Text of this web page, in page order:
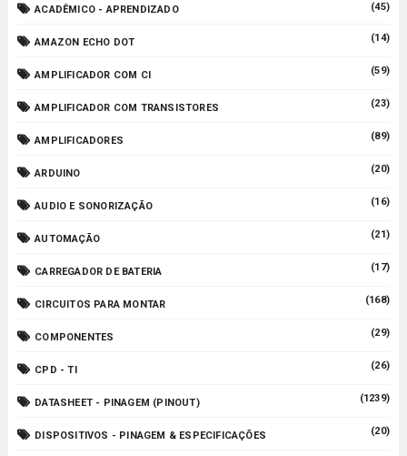
ACADÊMICO - APRENDIZADO (45)
AMAZON ECHO DOT (14)
AMPLIFICADOR COM CI (59)
AMPLIFICADOR COM TRANSISTORES (23)
AMPLIFICADORES (89)
ARDUINO (20)
AUDIO E SONORIZAÇÃO (16)
AUTOMAÇÃO (21)
CARREGADOR DE BATERIA (17)
CIRCUITOS PARA MONTAR (168)
COMPONENTES (29)
CPD - TI (26)
DATASHEET - PINAGEM (PINOUT) (1239)
DISPOSITIVOS - PINAGEM & ESPECIFICAÇÕES (20)